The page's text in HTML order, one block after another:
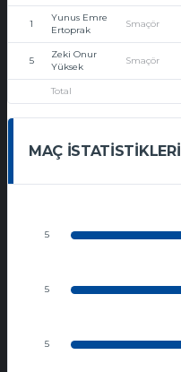
1
Yunus Emre
Ertoprak
Smaçör
5
Zeki Onur
Yüksek
Smaçör
Total
MAÇ İSTATISTIKLERI
5
5
5